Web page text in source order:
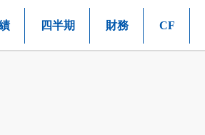
四半期 財務 CF